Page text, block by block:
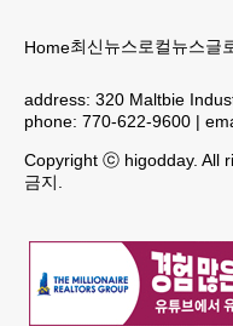
Home최신뉴스로컬뉴스글
address: 320 Maltbie
phone: 770-622-9600 |
Copyright ⓒ higodday. All
금지.